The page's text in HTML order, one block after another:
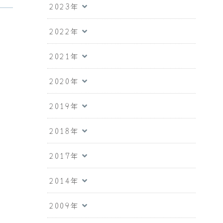
2023年
2022年
2021年
2020年
2019年
2018年
2017年
2014年
2009年